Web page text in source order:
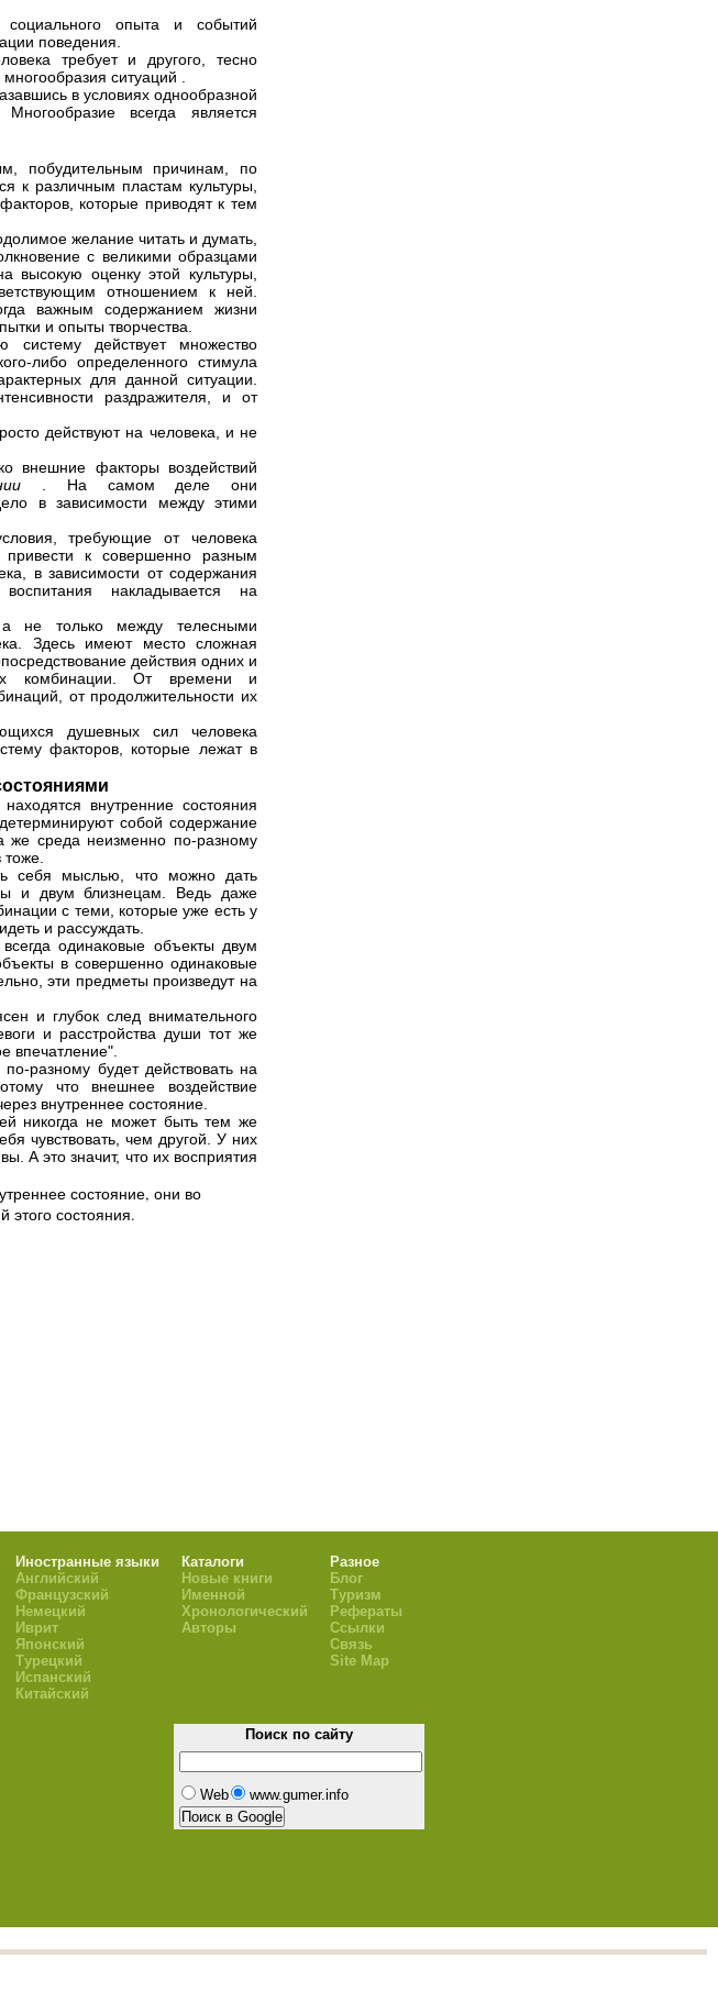
социального опыта и событий
поведения.
требует и другого, тесно
ситуаций .
в условиях однообразной
всегда является
побудительным причинам, по
к различным пластам культуры,
которые приводят к тем
желание читать и думать,
с великими образцами
высокую оценку этой культуры,
отношением к ней.
важным содержанием жизни
и опыты творчества.
действует множество
либо определенного стимула
для данной ситуации.
раздражителя, и от
действуют на человека, и не
факторы воздействий
. На самом деле они
в зависимости между этими
требующие от человека
привести к совершенно разным
в зависимости от содержания
накладывается на
не только между телесными
Здесь имеют место сложная
действия одних и
комбинации. От времени и
от продолжительности их
душевных сил человека
факторов, которые лежат в
внутренние состояния
собой содержание
же среда неизменно по-разному
себя мыслью, что можно дать
и двум близнецам. Ведь даже
с теми, которые уже есть у
и рассуждать.
одинаковые объекты двум
в совершенно одинаковые
эти предметы произведут на
и глубок след внимательного
и расстройства души тот же
впечатление".
разному будет действовать на
что внешнее воздействие
внутреннее состояние.
никогда не может быть тем же
чувствовать, чем другой. У них
А это значит, что их восприятия
состояние, они во
этого состояния.
Иностранные языки
Английский
Французский
Немецкий
Иврит
Японский
Турецкий
Испанский
Китайский
Каталоги
Новые книги
Именной
Хронологический
Авторы
Разное
Блог
Туризм
Рефераты
Ссылки
Связь
Site Map
Поиск по сайту
Web www.gumer.info